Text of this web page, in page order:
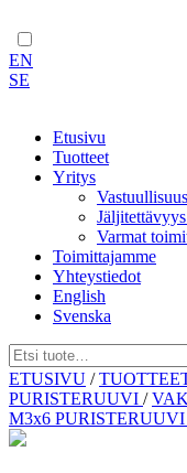
EN
SE
Etusivu
Tuotteet
Yritys
Vastuullisuus
Varmat
Toimittajamme
Yhteystiedot
English
Svenska
Skip
to
content
ETUSIVU /
PURISTERUUVI /
M3x6